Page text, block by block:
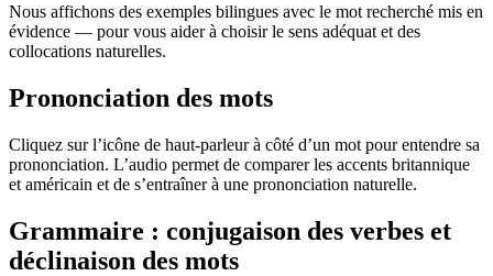
Nous affichons des exemples bilingues avec le mot recherché mis en
évidence — pour vous aider à choisir le sens adéquat et des
collocations naturelles.
Prononciation des mots
Cliquez sur l’icône de haut-parleur à côté d’un mot pour entendre sa
prononciation. L’audio permet de comparer les accents britannique
et américain et de s’entraîner à une prononciation naturelle.
Grammaire : conjugaison des verbes et
déclinaison des mots